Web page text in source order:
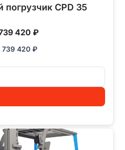
CPD 35
420 ₽
739 420 ₽